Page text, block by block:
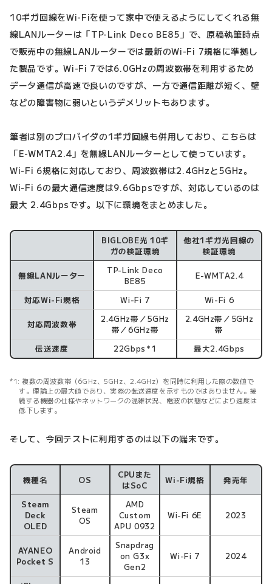
10ギガ回線をWi-Fiを使って家中で使えるようにしてくれる無
線LANルーターは「TP-Link Deco BE85」で、原稿執筆時点
で販売中の無線LANルーターでは最新のWi-Fi 7規格に準拠し
た製品です。Wi-Fi 7では6.0GHzの周波数帯を利用するため
データ通信が高速で良いのですが、一方で通信距離が短く、壁
などの障害物に弱いというデメリットもあります。
筆者は別のプロバイダの1ギガ回線も併用しており、こちらは
「E-WMTA2.4」を無線LANルーターとして使っています。
Wi-Fi 6規格に対応しており、周波数帯は2.4GHzと5GHz。
Wi-Fi 6の最大通信速度は9.6Gbpsですが、対応しているのは
最大 2.4Gbpsです。以下に環境をまとめました。
BIGLOBE光 10ギ
ガの検証環境
他社1ギガ光回線の
検証環境
無線LANルーター
TP-Link Deco
BE85
E-WMTA2.4
対応Wi-Fi規格 Wi-Fi 7 Wi-Fi 6
対応周波数帯
2.4GHz帯／5GHz
帯／6GHz帯
2.4GHz帯／5GHz
帯
伝送速度
22Gbps ＊ 1 最大2.4Gbps
複数の周波数帯（6GHz、5GHz、2.4GHz）を同時に利用した際の数値で
す。理論上の最大値であり、実際の転送速度を示すものではありません。接
続する機器の仕様やネットワークの混雑状況、電波の状態などにより速度は
低下します。
そして、今回テストに利用するのは以下の端末です。
機種名 OS
CPUまた
はSoC
Wi-Fi規格 発売年
Steam
Deck
OLED
Steam
OS
AMD
Custom
APU 0932
Wi-Fi 6E 2023
AYANEO
Pocket S
Android
13
Snapdrag
on G3x
Gen2
Wi-Fi 7 2024